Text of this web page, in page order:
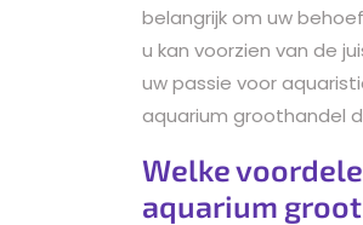
belangrijk om uw
u kan voorzien van de
uw passie voor
aquarium groothandel
Welke
aquarium